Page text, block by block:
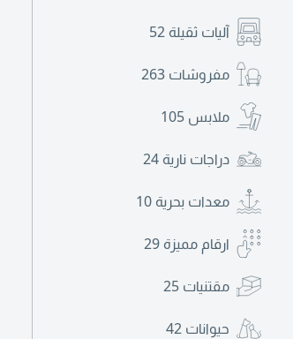
آليات ثقيلة 52
مفروشات 263
ملابس 105
دراجات نارية 24
معدات بحرية 10
ارقام مميزة 29
مقتنيات 25
حيوانات 42